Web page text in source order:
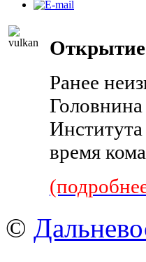
Открытие
Ранее
время
©